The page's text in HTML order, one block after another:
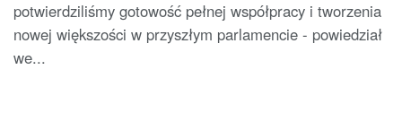
potwierdziliśmy gotowość pełnej współpracy i tworzenia
nowej większości w przyszłym parlamencie - powiedział
we...